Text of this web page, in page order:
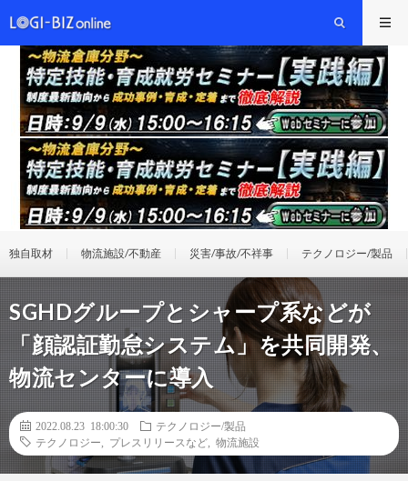
独自取材 物流施設/不動産 災害/事故/不祥事 テクノロジー/製品
SGHDグループとシャープ系などが
「顔認証勤怠システム」を共同開発、
物流センターに導入
2022.08.23 18:00:30
テクノロジー/製品
テクノロジー
プレスリリースなど 物流施設